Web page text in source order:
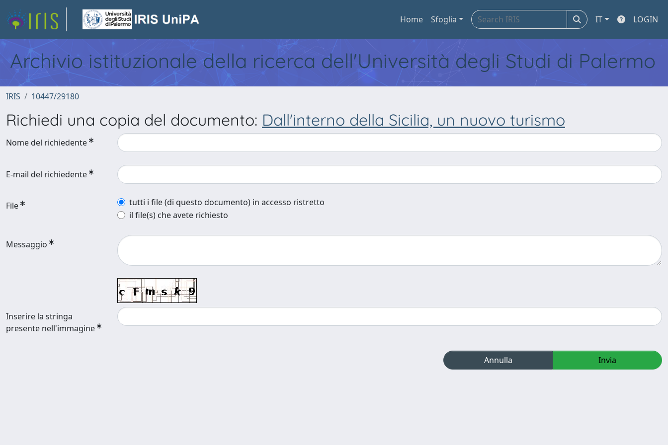
Home Sfoglia IT LOGIN
Archivio istituzionale della ricerca dell'Università degli Studi di Palermo
IRIS 10447/29180
Richiedi una copia del documento: Dall'interno della Sicilia, un nuovo turismo
Nome del richiedente
E-mail del richiedente
File
tutti i file (di questo documento) in accesso ristretto
il file(s) che avete richiesto
Messaggio
Inserire la stringa
presente nell'immagine
Annulla Invia